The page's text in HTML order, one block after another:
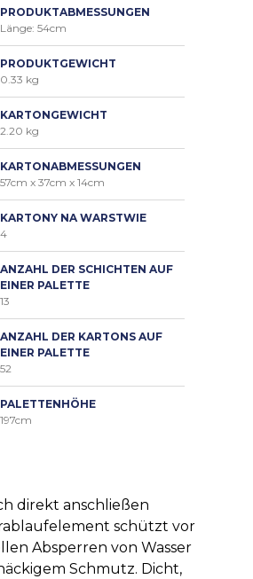
PRODUKTABMESSUNGEN
Länge: 54cm
PRODUKTGEWICHT
0.33 kg
KARTONGEWICHT
2.20 kg
KARTONABMESSUNGEN
57cm x 37cm x 14cm
KARTONY NA WARSTWIE
4
ANZAHL DER SCHICHTEN AUF
EINER PALETTE
13
ANZAHL DER KARTONS AUF
EINER PALETTE
52
PALETTENHÖHE
197cm
direkt anschließen
schützt vor
Absperren von Wasser
Schmutz. Dicht,